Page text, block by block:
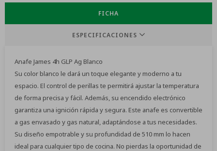
FICHA
ESPECIFICACIONES
Anafe James 4h GLP Ag Blanco
Su color blanco le dará un toque elegante y moderno a tu
espacio. El control de perillas te permitirá ajustar la temperatura
de forma precisa y fácil. Además, su encendido electrónico
garantiza una ignición rápida y segura. Este anafe es convertible
a gas envasado y gas natural, adaptándose a tus necesidades.
Su diseño empotrable y su profundidad de 510 mm lo hacen
ideal para cualquier tipo de cocina. No pierdas la oportunidad de